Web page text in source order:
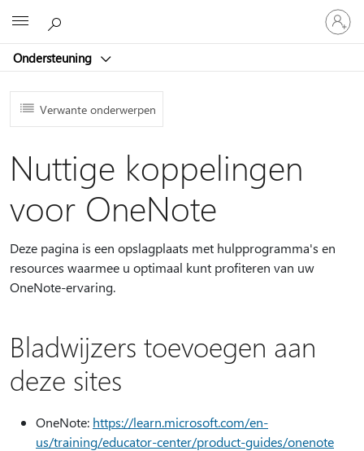
Ondersteuning
Meld
je
aan
je
Verwante onderwerpen
Nuttige koppelingen
voor OneNote
Deze pagina is een opslagplaats met hulpprogramma's en
resources waarmee u optimaal kunt profiteren van uw
OneNote-ervaring.
Bladwijzers toevoegen aan
deze sites
OneNote: https://learn.microsoft.com/en-
us/training/educator-center/product-guides/onenote